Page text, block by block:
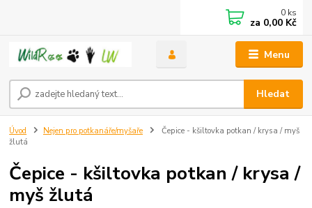
Menu
Hledat
0 ks
za 0,00 Kč
Úvod Nejen pro potkanáře/myšaře
Čepice - kšiltovka potkan / krysa / myš
žlutá
Čepice - kšiltovka potkan / krysa /
myš žlutá